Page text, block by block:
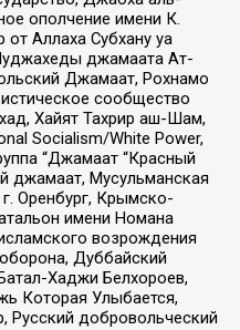
ополчение имени К.
Аллаха Субхану уа
джамаата Ат-
Джамаат, Рохнамо
сообщество
Хайят Тахрир аш-Шам,
Socialism/White Power,
“Джамаат “Красный
джамаат, Мусульманская
Оренбург, Крымско-
имени Номана
возрождения
Дуббайский
Хаджи Белхороев,
Которая Улыбается,
Русский добровольческий